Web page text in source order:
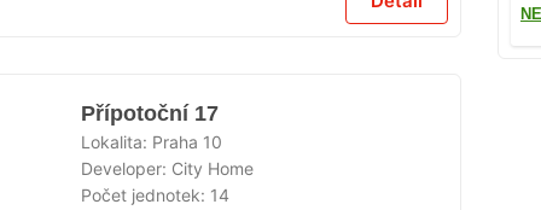
Přípotoční 17
Lokalita: Praha 10
Developer: City Home
Počet jednotek: 14